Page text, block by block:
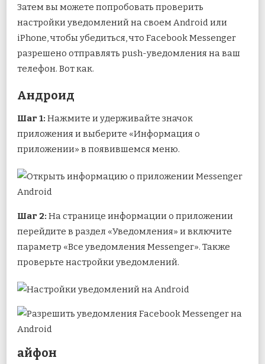
Затем вы можете попробовать проверить
настройки уведомлений на своем Android или
iPhone, чтобы убедиться, что Facebook Messenger
разрешено отправлять push-уведомления на ваш
телефон. Вот как.
Андроид
Шаг 1: Нажмите и удерживайте значок
приложения и выберите «Информация о
приложении» в появившемся меню.
Шаг 2: На странице информации о приложении
перейдите в раздел «Уведомления» и включите
параметр «Все уведомления Messenger». Также
проверьте настройки уведомлений.
айфон